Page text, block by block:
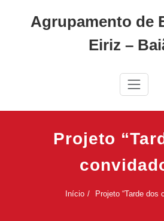
Agrupamento de
Eiriz –
Projeto
Início Projeto “Tarde dos